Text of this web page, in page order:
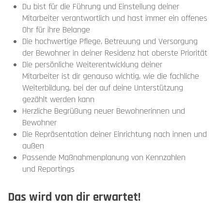
Du bist für die Führung und Einstellung deiner
Mitarbeiter verantwortlich und hast immer ein offenes
Ohr für ihre Belange
Die hochwertige Pflege, Betreuung und Versorgung
der Bewohner in deiner Residenz hat oberste Priorität
Die persönliche Weiterentwicklung deiner
Mitarbeiter ist dir genauso wichtig, wie die fachliche
Weiterbildung, bei der auf deine Unterstützung
gezählt werden kann
Herzliche Begrüßung neuer Bewohnerinnen und
Bewohner
Die Repräsentation deiner Einrichtung nach innen und
außen
Passende Maßnahmenplanung von Kennzahlen
und Reportings
Das wird von dir erwartet!